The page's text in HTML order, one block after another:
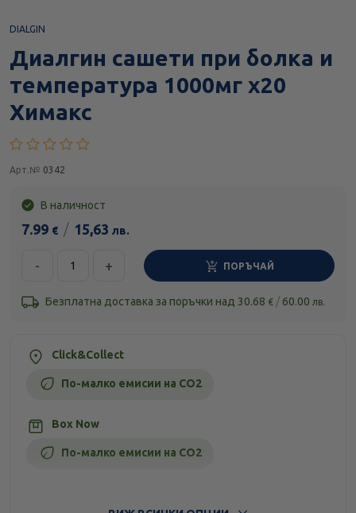
DIALGIN
Диалгин сашети при болка и
температура 1000мг х20
Химакс
Арт.№ 0342
В наличност
7.99 € / 15,63 лв.
- + ПОРЪЧАЙ
Безплатна доставка за поръчки над 30.68 € / 60.00 лв.
Click&Collect
По-малко емисии на CO2
Box Now
По-малко емисии на CO2